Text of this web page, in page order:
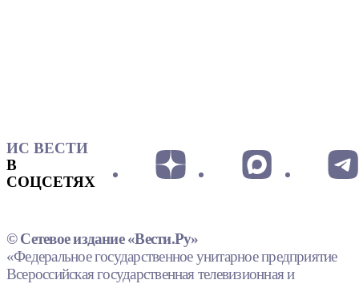
ИС ВЕСТИ
В
СОЦСЕТЯХ
© Сетевое издание «Вести.Ру»
«Федеральное государственное унитарное предприятие
Всероссийская государственная телевизионная и